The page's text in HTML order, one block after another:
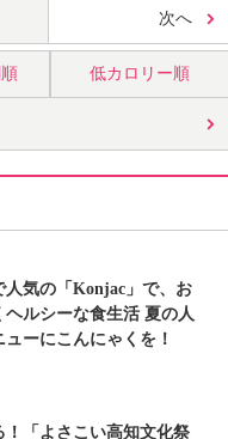
次へ
低カロリー順
人気の「Konjac」で、お
ヘルシーな食生活 夏の人
ューにこんにゃくを！
！「よさこい高知文化祭